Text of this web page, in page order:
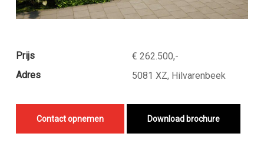
Prijs
€ 262.500,-
Adres
5081 XZ, Hilvarenbeek
Contact opnemen Download brochure